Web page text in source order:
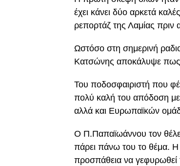
έχει κάνει δύο αρκετά
ρεπορτάζ της Λαμίας
Ωστόσο στη σημερινή
Κατσώνης αποκάλυψε πως
Του ποδοσφαιριστή που
πολύ καλή του απόδοση
αλλά και Ευρωπαϊκών
Ο Π.Παπαϊωάννου τον
πάρει πάνω του το θέμα. Η
προσπάθεια να γεφυρωθεί